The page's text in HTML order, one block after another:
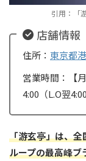
引用：「
店舗情報
住所： 東京都
営業時間：【
4:00（L.O翌
「游玄亭」は、全
ループの最高峰ブ